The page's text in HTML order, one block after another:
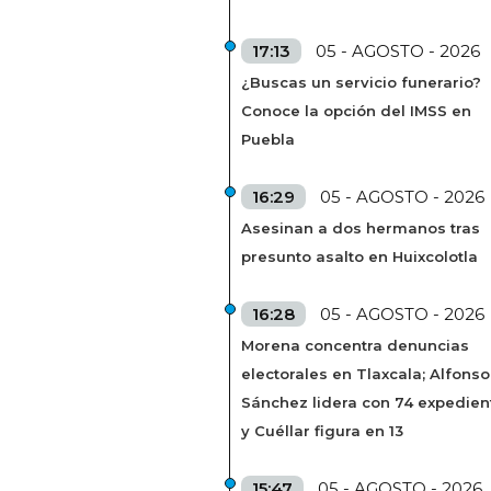
17:13 05 - AGOSTO - 2026
¿Buscas un servicio funerario?
Conoce la opción del IMSS en
Puebla
16:29 05 - AGOSTO - 2026
Asesinan a dos hermanos tras
presunto asalto en Huixcolotla
16:28 05 - AGOSTO - 2026
Morena concentra denuncias
electorales en Tlaxcala; Alfonso
Sánchez lidera con 74
y Cuéllar figura en 13